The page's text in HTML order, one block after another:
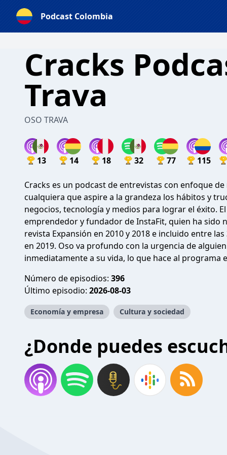
Podcast Colombia
Cracks
Trava
OSO TRAVA
13 14 18 32 77 115
Cracks es un podcast de entrevistas con enfoque
cualquiera que aspire a la grandeza los hábitos y
negocios, tecnología y medios para lograr el éxito.
emprendedor y fundador de InstaFit, quien ha sido
revista Expansión en 2010 y 2018 e incluido entre
en 2019. Oso va profundo con la urgencia de
inmediatamente a su vida, lo que hace al programa
Número de episodios: 396
Último episodio: 2026-08-03
Economía y empresa Cultura y sociedad
¿Donde puedes